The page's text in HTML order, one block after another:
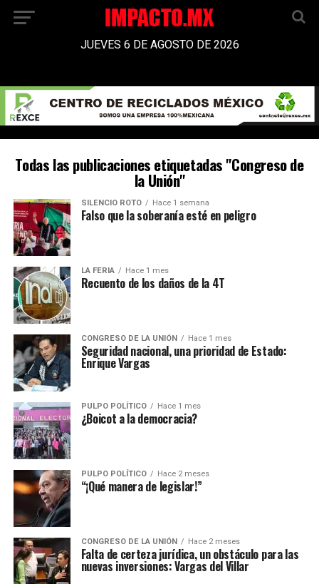
JUEVES 6 DE AGOSTO DE 2026
Todas las publicaciones etiquetadas "Congreso de
la Unión"
SILENCIO ROTO Hace 1 semana
Falso que la soberanía esté en peligro
LA FERIA Hace 1 mes
Recuento de los daños de la 4T
CONGRESO DE LA UNIÓN Hace 1 mes
Seguridad nacional, una prioridad de Estado:
Enrique Vargas
PULPO POLÍTICO Hace 1 mes
¿Boicot a la democracia?
PULPO POLÍTICO Hace 2 meses
“¡Qué manera de legislar!”
CONGRESO DE LA UNIÓN Hace 2 meses
Falta de certeza jurídica, un obstáculo para las
nuevas inversiones: Vargas del Villar